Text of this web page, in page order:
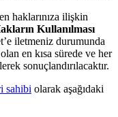
haklarınıza ilişkin
Kullanılması
iletmeniz durumunda
en kısa sürede ve her
sonuçlandırılacaktır.
sahibi olarak aşağıdaki